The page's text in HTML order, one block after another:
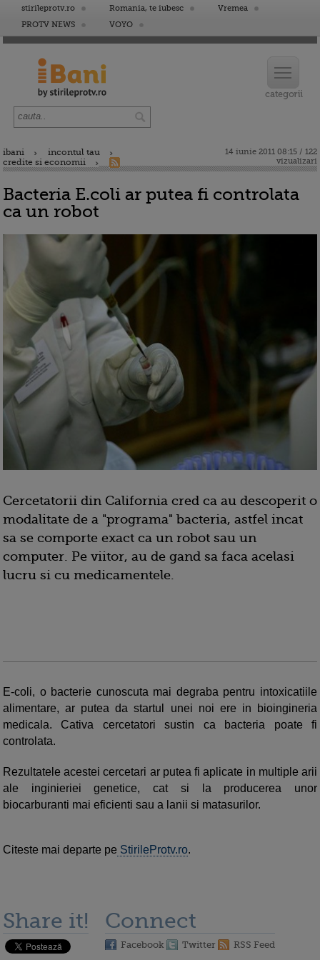
stirileprotv.ro Romania, te iubesc
Vremea
PROTV NEWS
VOYO
ibani
incontul tau
credite si economii
14 iunie 2011 08:15 / 122
vizualizari
Bacteria E.coli ar putea fi controlata
ca un robot
Cercetatorii din California cred ca au descoperit o
modalitate de a "programa" bacteria, astfel incat
sa se comporte exact ca un robot sau un
computer. Pe viitor, au de gand sa faca acelasi
lucru si cu medicamentele.
E-coli, o bacterie cunoscuta mai degraba pentru intoxicatiile
alimentare, ar putea da startul unei noi ere in bioingineria
medicala. Cativa cercetatori sustin ca bacteria poate fi
controlata.
Rezultatele acestei cercetari ar putea fi aplicate in multiple arii
ale inginieriei genetice, cat si la producerea unor
biocarburanti mai eficienti sau a lanii si matasurilor.
Citeste mai departe pe StirileProtv.ro.
Share it! Connect
Facebook Twitter RSS Feed